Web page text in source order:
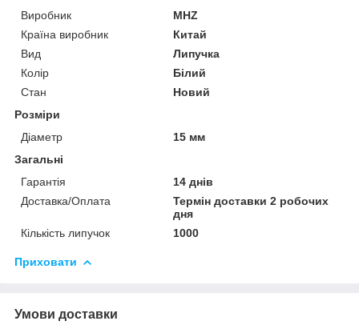
Виробник
MHZ
Країна виробник
Китай
Вид
Липучка
Колір
Білий
Стан
Новий
Розміри
Діаметр
15 мм
Загальні
Гарантія
14 днів
Доставка/Оплата
Термін доставки 2 робочих
дня
Кількість липучок
1000
Приховати
Умови доставки